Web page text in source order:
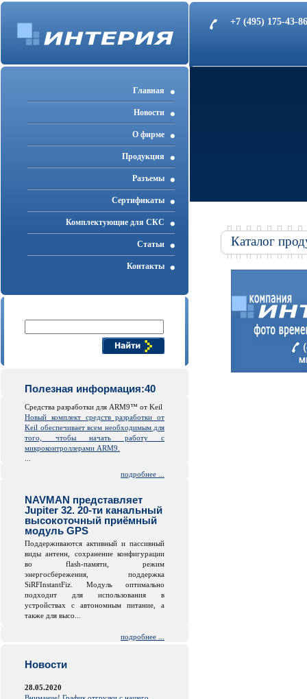
+7 (495) 175-43-
Главная
Новости
О фирме
Продукция
Разъемы
Cертификаты
Комплектующие для СКС
Статьи
Контакты
Полезная информация:40
Средства разработки для ARM9™ от Keil
Новый комплект средств разработки от
Keil обеспечивает всем необходимым для
того, чтобы начать работу с
микроконтроллерами ARM9.
подробнее ...
NAVMAN представляет
Jupiter 32. 20-ти канальный
высокоточный приёмный
модуль GPS
Поддерживаются активный и пассивный
виды антенн, сохранение конфигурации
во flash-памяти, режим
энергосбережения, поддержка
SiRFInstantFiz. Модуль оптимально
подходит для использования в
устройствах с автономным питание, а
также для высо...
подробнее ...
Новости
28.05.2020
Каталог